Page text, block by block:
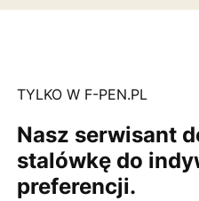
TYLKO W F-PEN.PL
Nasz serwisant
stalówkę do
preferencji.